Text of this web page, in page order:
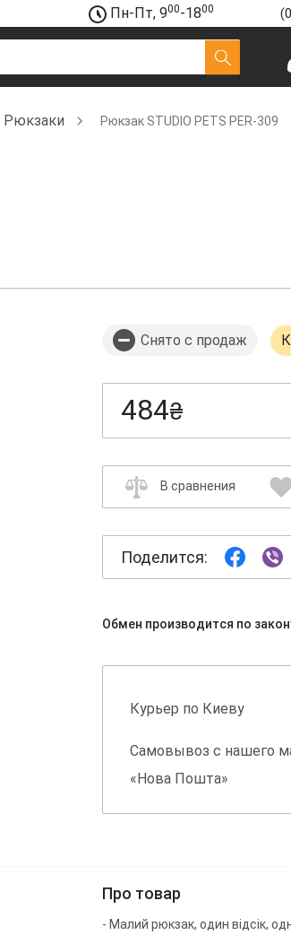
Пн-Пт, 900-1800
Рюкзаки Рюкзак STUDIO PETS PER-309
Снято с продаж
484₴
В сравнения
Поделится:
Обмен производится по
Курьер по Киеву
Самовывоз с нашего
«Нова Пошта»
Про товар
- Малий рюкзак, один відсік,